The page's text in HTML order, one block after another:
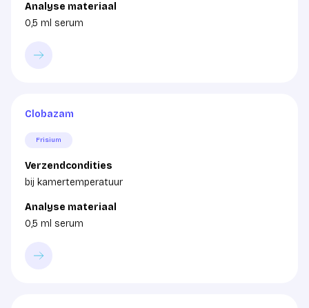
Analyse materiaal
0,5 ml serum
Clobazam
Frisium
Verzendcondities
bij kamertemperatuur
Analyse materiaal
0,5 ml serum